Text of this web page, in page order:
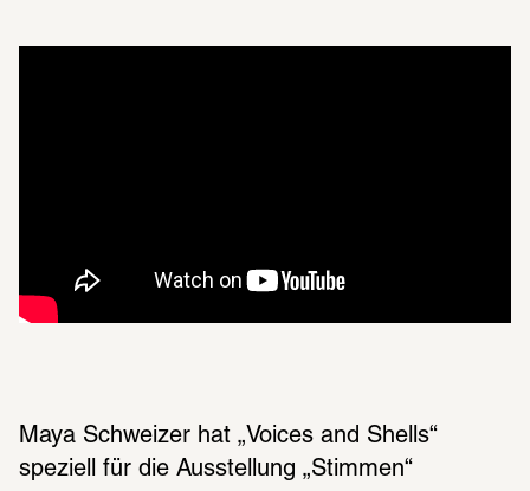
Maya Schweizer hat „Voices and Shells“
speziell für die Ausstellung „Stimmen“